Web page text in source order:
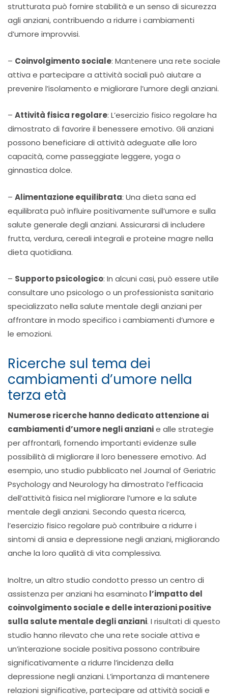
strutturata può fornire stabilità e un senso di sicurezza
agli anziani, contribuendo a ridurre i cambiamenti
d’umore improvvisi.
– Coinvolgimento sociale: Mantenere una rete sociale
attiva e partecipare a attività sociali può aiutare a
prevenire l’isolamento e migliorare l’umore degli anziani.
– Attività fisica regolare: L’esercizio fisico regolare ha
dimostrato di favorire il benessere emotivo. Gli anziani
possono beneficiare di attività adeguate alle loro
capacità, come passeggiate leggere, yoga o
ginnastica dolce.
– Alimentazione equilibrata: Una dieta sana ed
equilibrata può influire positivamente sull’umore e sulla
salute generale degli anziani. Assicurarsi di includere
frutta, verdura, cereali integrali e proteine magre nella
dieta quotidiana.
– Supporto psicologico: In alcuni casi, può essere utile
consultare uno psicologo o un professionista sanitario
specializzato nella salute mentale degli anziani per
affrontare in modo specifico i cambiamenti d’umore e
le emozioni.
Ricerche sul tema dei
cambiamenti d’umore nella
terza età
Numerose ricerche hanno dedicato attenzione ai
cambiamenti d’umore negli anzianie alle strategie
per affrontarli, fornendo importanti evidenze sulle
possibilità di migliorare il loro benessere emotivo. Ad
esempio, uno studio pubblicato nel Journal of Geriatric
Psychology and Neurology ha dimostrato l’efficacia
dell’attività fisica nel migliorare l’umore e la salute
mentale degli anziani. Secondo questa ricerca,
l’esercizio fisico regolare può contribuire a ridurre i
sintomi di ansia e depressione negli anziani, migliorando
anche la loro qualità di vita complessiva.
Inoltre, un altro studio condotto presso un centro di
assistenza per anziani ha esaminato l’impatto del
coinvolgimento sociale e delle interazioni positive
sulla salute mentale degli anziani. I risultati di questo
studio hanno rilevato che una rete sociale attiva e
un’interazione sociale positiva possono contribuire
significativamente a ridurre l’incidenza della
depressione negli anziani. L’importanza di mantenere
relazioni significative, partecipare ad attività sociali e